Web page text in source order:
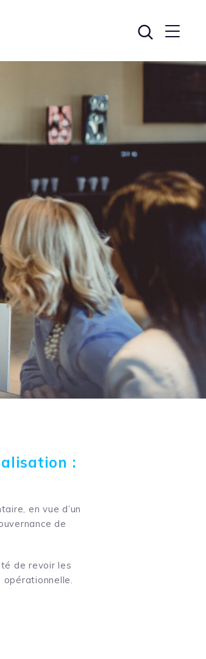
:
en vue d’un
de
de revoir les